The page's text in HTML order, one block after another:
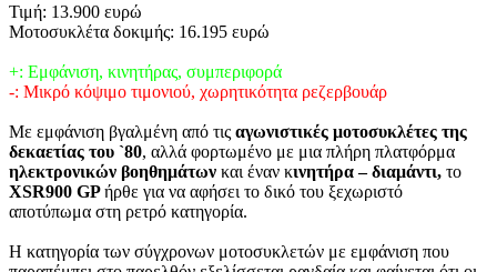
Τιμή: 13.900 ευρώ
Μοτοσυκλέτα δοκιμής: 16.195 ευρώ
+: Εμφάνιση, κινητήρας, συμπεριφορά
-: Μικρό κόψιμο τιμονιού, χωρητικότητα ρεζερβουάρ
Με εμφάνιση βγαλμένη από τις αγωνιστικές μοτοσυκλέτες της
δεκαετίας του `80, αλλά φορτωμένο με μια πλήρη πλατφόρμα
ηλεκτρονικών βοηθημάτων και έναν κινητήρα – διαμάντι, το
XSR900 GPήρθε για να αφήσει το δικό του ξεχωριστό
αποτύπωμα στη ρετρό κατηγορία.
Η κατηγορία των σύγχρονων μοτοσυκλετών με εμφάνιση που